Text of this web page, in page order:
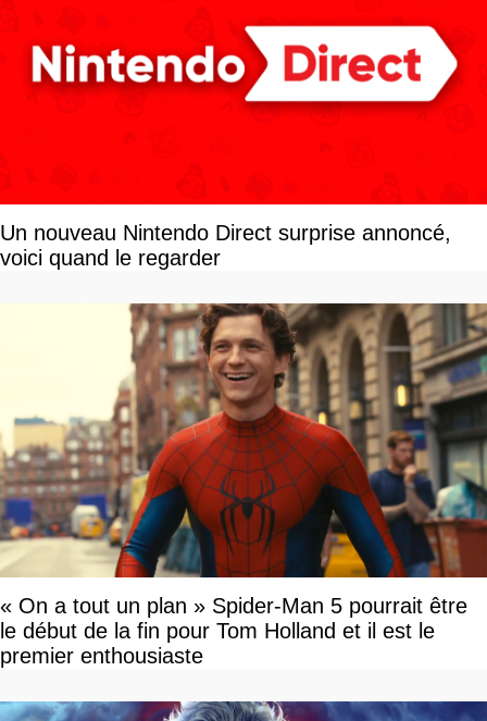
Un nouveau Nintendo Direct surprise annoncé,
voici quand le regarder
« On a tout un plan » Spider-Man 5 pourrait être
le début de la fin pour Tom Holland et il est le
premier enthousiaste